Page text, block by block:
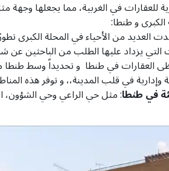
للعقارات في الغربية، مما يجعلها
الكبرى و طنطا:
العديد من الأحياء في المحلة الكبرى
التي يزداد عليها الطلب من الباحثين
العقارات في طنطا و تحديداً وسط طنطا
في قلب المدينة،، و توفر هذه
في طنطا: مثل حي الراعي وحي